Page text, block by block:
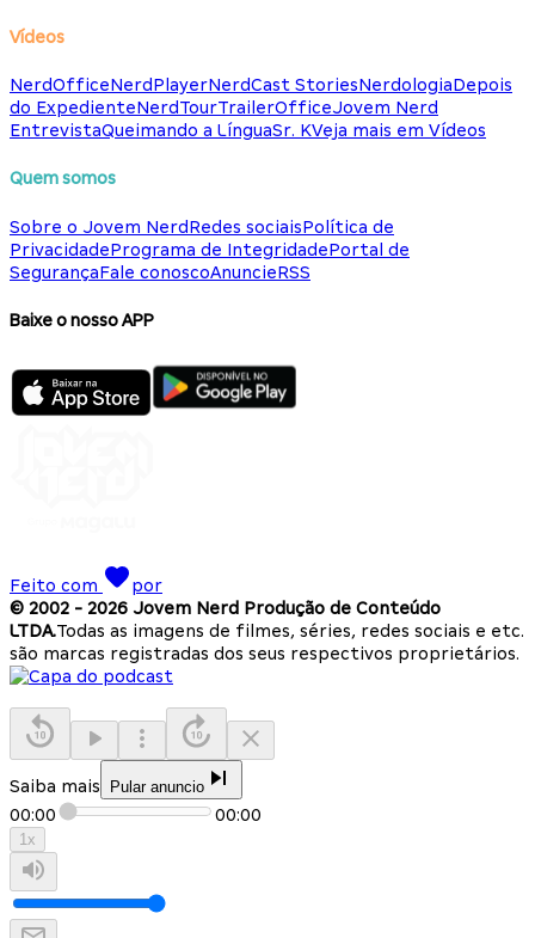
Vídeos
NerdOfficeNerdPlayerNerdCast StoriesNerdologiaDepois
do ExpedienteNerdTourTrailerOfficeJovem Nerd
EntrevistaQueimando a LínguaSr. KVeja mais em Vídeos
Quem somos
Sobre o Jovem NerdRedes sociaisPolítica de
PrivacidadePrograma de IntegridadePortal de
SegurançaFale conoscoAnuncieRSS
Baixe o nosso APP
Feito com
por
© 2002 - 2026 Jovem Nerd Produção de Conteúdo
LTDA.Todas as imagens de filmes, séries, redes sociais e etc.
são marcas registradas dos seus respectivos proprietários.
Saiba mais Pular anuncio
00:00 00:00
1x